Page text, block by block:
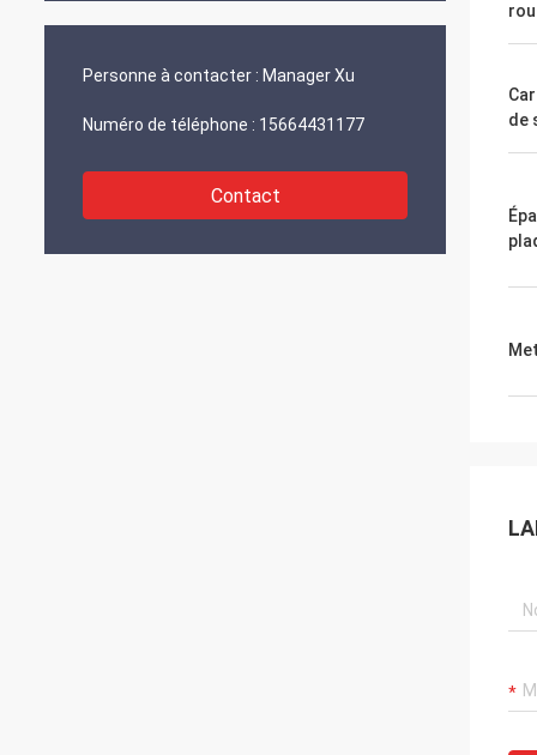
Personne à contacter : Manager Xu
Numéro de téléphone : 15664431177
Contact
de